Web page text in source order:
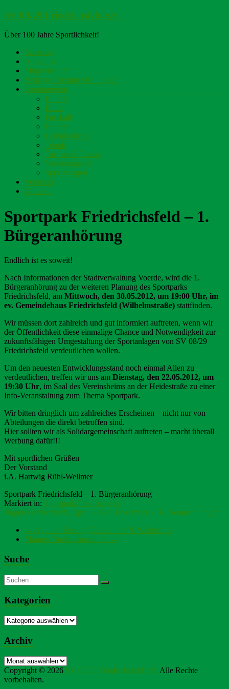
Zum
springen
SV 08/29 Friedrichsfeld e.V.
Über 100 Jahre Sportlichkeit!
Menü
Startseite
Aktuelles
Mitgliedschaft
Beiträge Satzung Ordnungen
Sportangebot
Billard
Budo
Fussball
Handball
Leichtathletik
Tennis
Turnen & Fitness
Vereinsjugend
Sportanlagen
Vorstand
Kontakt
Sportpark Friedrichsfeld – 1.
Bürgeranhörung
Endlich ist es soweit!
Nach Informationen der Stadtverwaltung Voerde, wird die 1.
Bürgeranhörung zu der weiteren Planung des Sportparks
Friedrichsfeld, am Mittwoch, den 30.05.2012, um 19:00 Uhr, im
ev. Gemeindehaus Friedrichsfeld (Wilhelmstraße) stattfinden.
Wir müssen dort zahlreich und gut informiert auftreten, wenn wir
der Öffentlichkeit diese einmalige Chance und Notwendigkeit zur
zukunftsfähigen Umgestaltung der Sportanlagen von SV 08/29
Friedrichsfeld verdeutlichen wollen.
Um den neuesten Entwicklungsstand noch einmal Allen zu
verdeutlichen, treffen wir uns am Dienstag, den 22.05.2012, um
19:30 Uhr, im Saal des Vereinsheims an der Heidestraße zu einer
Info-Veranstaltung zum Thema Sportpark.
Wir bitten dringlich um zahlreiches Erscheinen – nicht nur von
Abteilungen die direkt betroffen sind.
Hier sollten wir als Solidargemeinschaft auftreten – macht überall
Werbung dafür!!!
Mit sportlichen Grüßen
Der Vorstand
i.A. Hartwig Rühl-Wellmer
Sportpark Friedrichsfeld – 1. Bürgeranhörung
Markiert in: Sportpark Friedrichsfeld
Jürgen Isselhorst 29. April 20124. Dezember 2012 Veranstaltungen
← Apulien-Lesung, Galadinner & Weinprobe
Männer-Budomannschaft →
Suche
Kategorien
Kategorien
Archiv
Archiv
Copyright © 2026 SV 08/29 Friedrichsfeld e.V. Alle Rechte
vorbehalten.